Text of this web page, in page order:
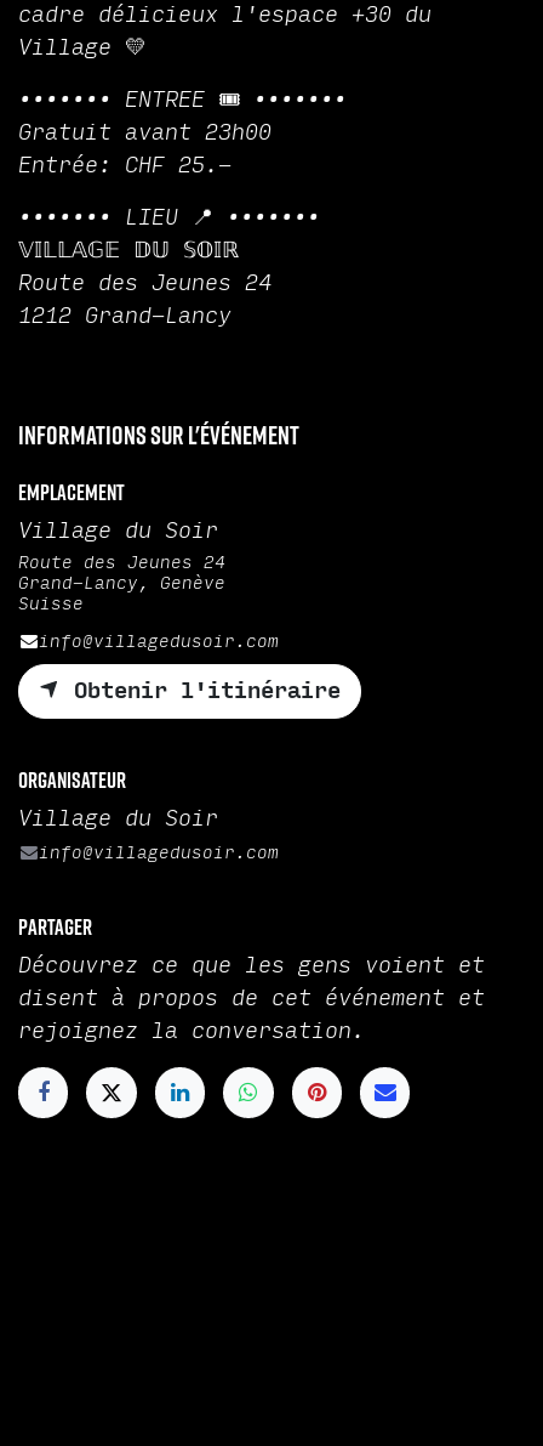
cadre délicieux l'espace +30 du
Village 💛
••••••• ENTREE 🎟️ •••••••
Gratuit avant 23h00
Entrée: CHF 25.-
••••••• LIEU 📍 •••••••
𝕍𝕀𝕃𝕃𝔸𝔾𝔼 𝔻𝕌 𝕊𝕆𝕀ℝ
Route des Jeunes 24
1212 Grand-Lancy
Informations sur l'événement
Emplacement
Village du Soir
Route des Jeunes 24
Grand-Lancy, Genève
Suisse
info@villagedusoir.com
Obtenir l'itinéraire
Organisateur
Village du Soir
info@villagedusoir.com
Partager
Découvrez ce que les gens voient et
disent à propos de cet événement et
rejoignez la conversation.